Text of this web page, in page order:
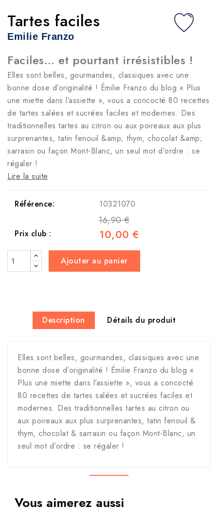
Tartes faciles
Emilie Franzo
Faciles… et pourtant irrésistibles !
Elles sont belles, gourmandes, classiques avec une
bonne dose d’originalité ! Émilie Franzo du blog « Plus
une miette dans l’assiette », vous a concocté 80 recettes
de tartes salées et sucrées faciles et modernes. Des
traditionnelles tartes au citron ou aux poireaux aux plus
surprenantes, tatin fenouil &amp; thym, chocolat &amp;
sarrasin ou façon Mont-Blanc, un seul mot d’ordre : se
régaler !
Lire la suite
Référence: 10321070
16,90 €
Prix club : 10,00 €
Ajouter au panier
Description Détails du produit
Elles sont belles, gourmandes, classiques avec une
bonne dose d’originalité ! Émilie Franzo du blog «
Plus une miette dans l’assiette », vous a concocté
80 recettes de tartes salées et sucrées faciles et
modernes. Des traditionnelles tartes au citron ou
aux poireaux aux plus surprenantes, tatin fenouil &
thym, chocolat & sarrasin ou façon Mont-Blanc, un
seul mot d’ordre : se régaler !
Vous aimerez aussi